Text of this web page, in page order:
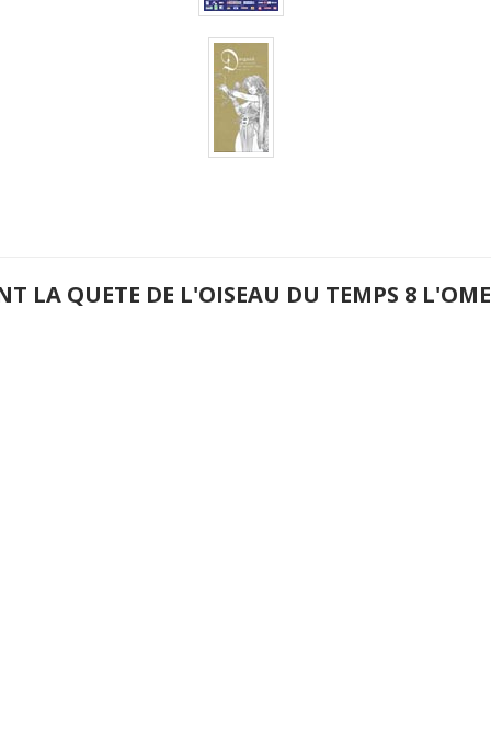
LA QUETE DE L'OISEAU DU TEMPS 8